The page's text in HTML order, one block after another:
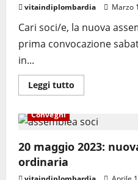
vitaindiplombardia Marzo
Cari soci/e, la nuova
prima convocazione
in...
Leggi tutto
Convegni
20 maggio 2023:
ordinaria